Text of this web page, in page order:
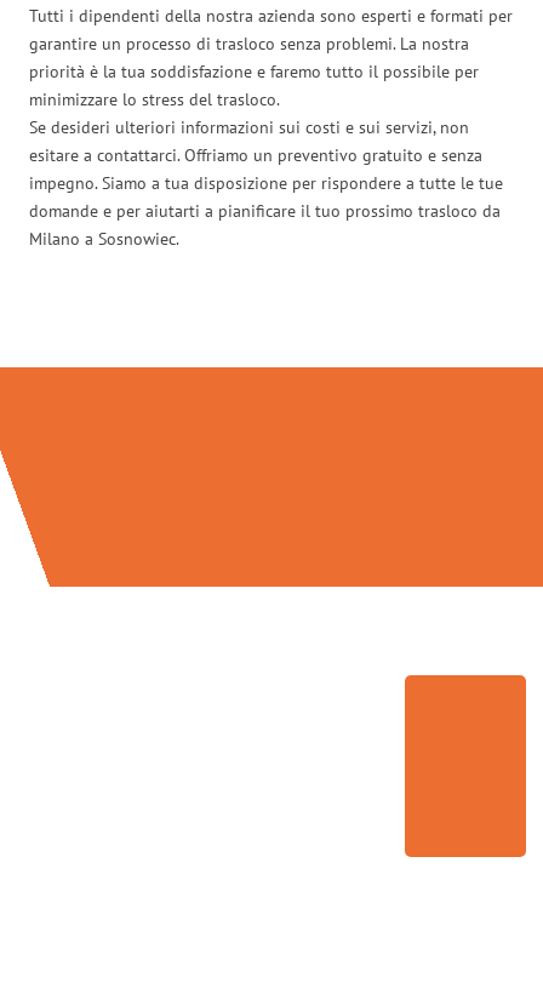
Tutti i dipendenti della nostra azienda sono esperti e formati per
garantire un processo di trasloco senza problemi. La nostra
priorità è la tua soddisfazione e faremo tutto il possibile per
minimizzare lo stress del trasloco.
Se desideri ulteriori informazioni sui costi e sui servizi, non
esitare a contattarci. Offriamo un preventivo gratuito e senza
impegno. Siamo a tua disposizione per rispondere a tutte le tue
domande e per aiutarti a pianificare il tuo prossimo trasloco da
Milano a Sosnowiec.